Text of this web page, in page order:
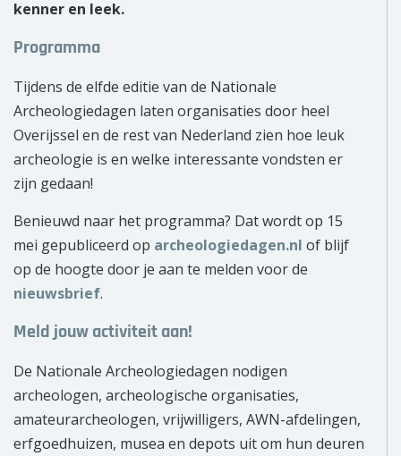
kenner en leek.
Programma
Tijdens de elfde editie van de Nationale
Archeologiedagen laten organisaties door heel
Overijssel en de rest van Nederland zien hoe leuk
archeologie is en welke interessante vondsten er
zijn gedaan!
Benieuwd naar het programma? Dat wordt op 15
mei gepubliceerd op archeologiedagen.nl of blijf
op de hoogte door je aan te melden voor de
nieuwsbrief.
Meld jouw activiteit aan!
De Nationale Archeologiedagen nodigen
archeologen, archeologische organisaties,
amateurarcheologen, vrijwilligers, AWN-afdelingen,
erfgoedhuizen, musea en depots uit om hun deuren